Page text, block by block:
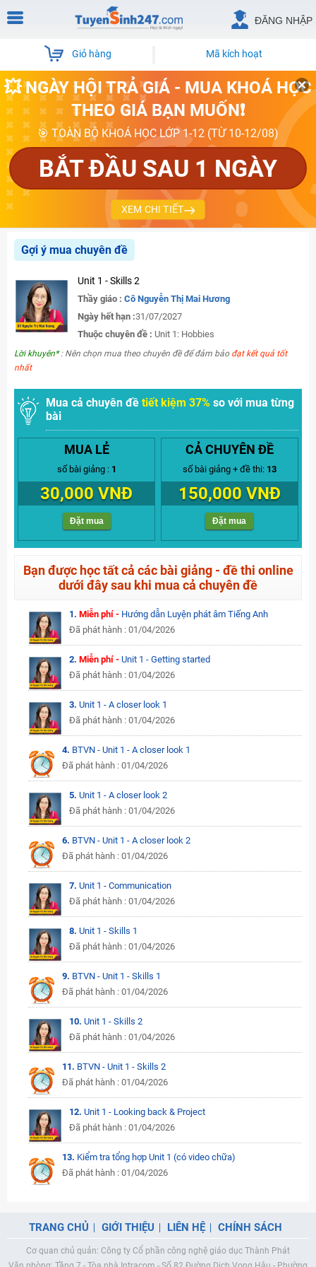
ĐĂNG NHẬP
Giỏ hàng Mã kích hoạt
💥 NGÀY HỘI TRẢ GIÁ - MUA KHOÁ HỌC
THEO GIÁ BẠN MUỐN❗
🎯 TOÀN BỘ KHOÁ HỌC LỚP 1-12 (TỪ 10-12/08)
BẮT ĐẦU SAU 1 NGÀY
XEM CHI TIẾT
Gợi ý mua chuyên đề
Unit 1 - Skills 2
Thầy giáo : Cô Nguyễn Thị Mai Hương
Ngày hết hạn :31/07/2027
Thuộc chuyên đề : Unit 1: Hobbies
Lời khuyên*: Nên chọn mua theo chuyên đề để đảm bảo đạt kết quả tốt
nhất
Mua cả chuyên đề tiết kiệm 37% so với mua từng
bài
MUA LẺ
số bài giảng : 1
30,000 VNĐ
Đặt mua
CẢ CHUYÊN ĐỀ
số bài giảng + đề thi: 13
150,000 VNĐ
Đặt mua
Bạn được học tất cả các bài giảng - đề thi online
dưới đây sau khi mua cả chuyên đề
1. Miễn phí - Hướng dẫn Luyện phát âm Tiếng Anh
Đã phát hành : 01/04/2026
2. Miễn phí - Unit 1 - Getting started
Đã phát hành : 01/04/2026
3. Unit 1 - A closer look 1
Đã phát hành : 01/04/2026
4. BTVN - Unit 1 - A closer look 1
Đã phát hành : 01/04/2026
5. Unit 1 - A closer look 2
Đã phát hành : 01/04/2026
6. BTVN - Unit 1 - A closer look 2
Đã phát hành : 01/04/2026
7. Unit 1 - Communication
Đã phát hành : 01/04/2026
8. Unit 1 - Skills 1
Đã phát hành : 01/04/2026
9. BTVN - Unit 1 - Skills 1
Đã phát hành : 01/04/2026
10. Unit 1 - Skills 2
Đã phát hành : 01/04/2026
11. BTVN - Unit 1 - Skills 2
Đã phát hành : 01/04/2026
12. Unit 1 - Looking back & Project
Đã phát hành : 01/04/2026
13. Kiểm tra tổng hợp Unit 1 (có video chữa)
Đã phát hành : 01/04/2026
TRANG CHỦ GIỚI THIỆU LIÊN HỆ CHÍNH SÁCH
Cơ quan chủ quản: Công ty Cổ phần công nghệ giáo dục Thành Phát